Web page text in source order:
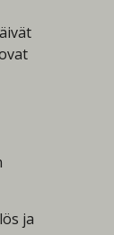
ja